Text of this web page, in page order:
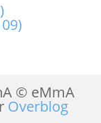
© eMmA
Overblog